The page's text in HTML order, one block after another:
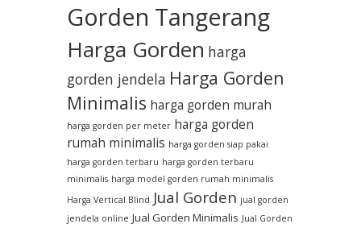
Gorden Tangerang
Harga Gorden harga
gorden jendela Harga Gorden
Minimalis harga gorden murah
harga gorden per meter harga gorden
rumah minimalis harga gorden siap pakai
harga gorden terbaru harga gorden terbaru
minimalis harga model gorden rumah minimalis
Harga Vertical Blind Jual Gorden jual gorden
jendela online Jual Gorden Minimalis Jual Gorden